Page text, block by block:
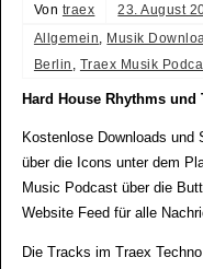
Von traex
23. August
Allgemein
Musik
Berlin
Traex Musik
Hard House Rhythms
Kostenlose Downloads und
über die Icons unter dem
Music Podcast über die
Website Feed für alle
Die Tracks im Traex